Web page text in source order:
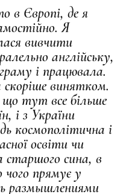
в Європі, де я
Я
вивчити
англійську,
і працювала.
винятком.
що тут все більше
і з України
космополітична і
освіти чи
сина, в
чого прямує у
размышлениями